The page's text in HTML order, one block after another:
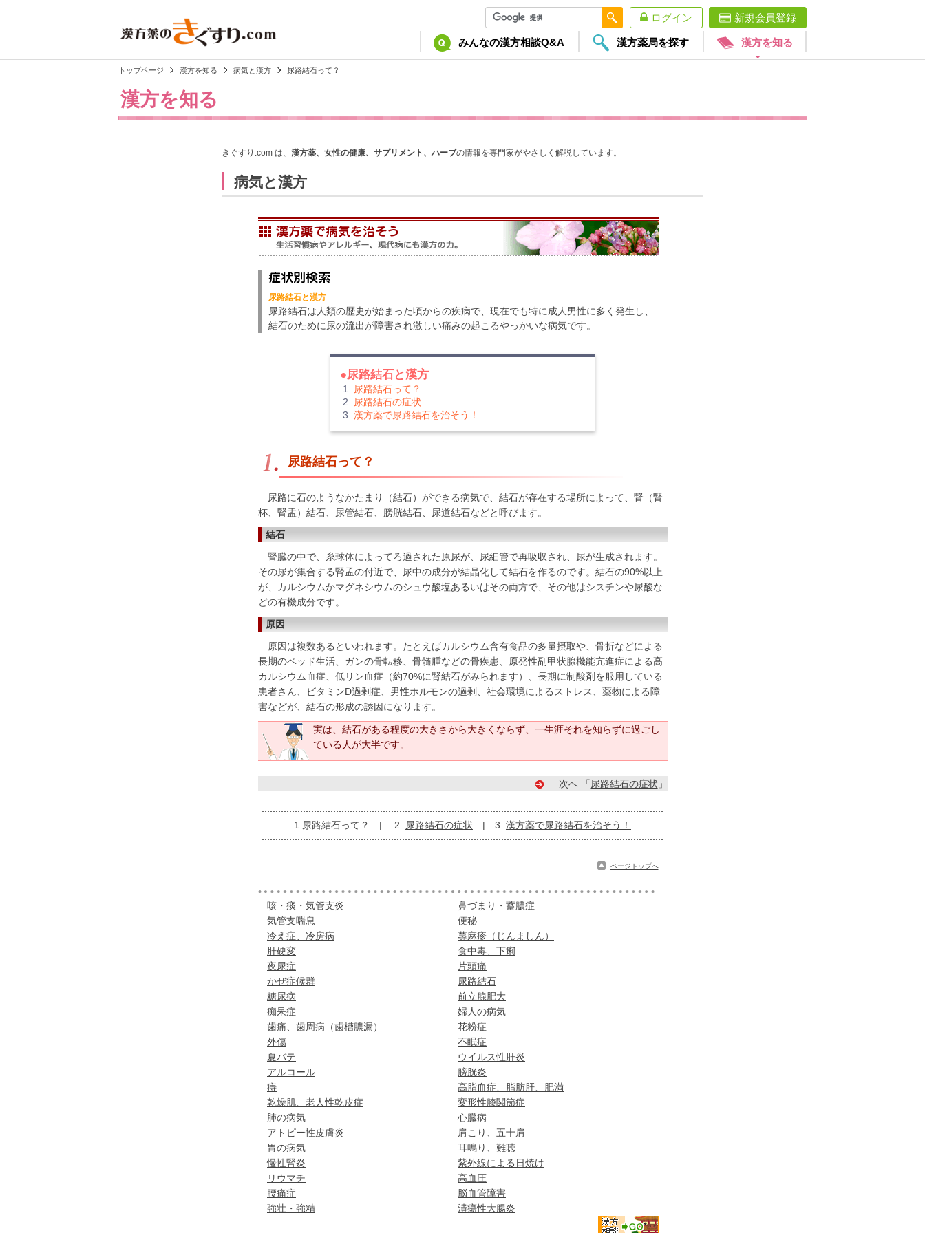
みんなの漢方相談Q&A 漢方薬局を探す 漢方を知る
ログイン 新規会員登録
トップページ 漢方を知る 病気と漢方 尿路結石って？
漢方を知る
きぐすり.com は、 漢方薬、女性の健康、サプリメント、ハーブの情報を専門家がやさしく解説しています。
病気と漢方
尿路結石と漢方
尿路結石は人類の歴史が始まった頃からの疾病で、現在でも特に成人男性に多く発生し、
結石のために尿の流出が障害され激しい痛みの起こるやっかいな病気です。
●尿路結石と漢方
尿路結石って？
尿路結石の症状
漢方薬で尿路結石を治そう！
尿路結石って？
尿路に石のようなかたまり（結石）ができる病気で、結石が存在する場所によって、腎（腎
杯、腎盂）結石、尿管結石、膀胱結石、尿道結石などと呼びます。
結石
腎臓の中で、糸球体によってろ過された原尿が、尿細管で再吸収され、尿が生成されます。
その尿が集合する腎孟の付近で、尿中の成分が結晶化して結石を作るのです。結石の90%以上
が、カルシウムかマグネシウムのシュウ酸塩あるいはその両方で、その他はシスチンや尿酸な
どの有機成分です。
原因
原因は複数あるといわれます。たとえばカルシウム含有食品の多量摂取や、骨折などによる
長期のベッド生活、ガンの骨転移、骨髄腫などの骨疾患、原発性副甲状腺機能亢進症による高
カルシウム血症、低リン血症（約70%に腎結石がみられます）、長期に制酸剤を服用している
患者さん、ビタミンD過剰症、男性ホルモンの過剰、社会環境によるストレス、薬物による障
害などが、結石の形成の誘因になります。
実は、 結石がある程度の大きさから大きくならず、一生涯それを知らずに過ごし
ている人が大半です。
次へ 「 尿路結石の症状 」
1.尿路結石って？ | 2. 尿路結石の症状 | 3.. 漢方薬で尿路結石を治そう！
ページトップへ
咳・痰・気管支炎
気管支喘息
冷え症、冷房病
肝硬変
夜尿症
かぜ症候群
糖尿病
痴呆症
歯痛、歯周病（歯槽膿漏）
外傷
夏バテ
アルコール
痔
乾燥肌、老人性乾皮症
肺の病気
アトピー性皮膚炎
胃の病気
慢性腎炎
リウマチ
腰痛症
強壮・強精
鼻づまり・蓄膿症
便秘
蕁麻疹（じんましん）
食中毒、下痢
片頭痛
尿路結石
前立腺肥大
婦人の病気
花粉症
不眠症
ウイルス性肝炎
膀胱炎
高脂血症、脂肪肝、肥満
変形性膝関節症
心臓病
肩こり、五十肩
耳鳴り、難聴
紫外線による日焼け
高血圧
脳血管障害
潰瘍性大腸炎